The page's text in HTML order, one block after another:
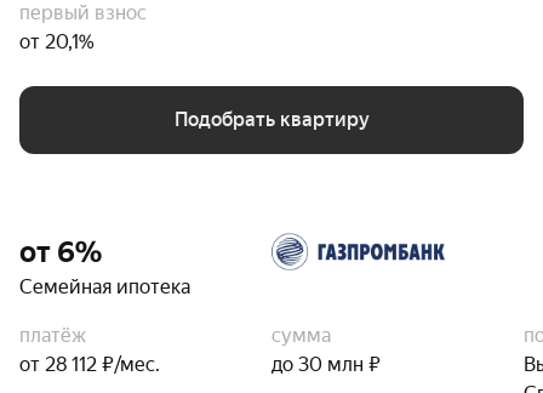
первый взнос
от 20,1%
Подобрать квартиру
от 6%
Семейная ипотека
платёж
от 28 112 ₽/мес.
сумма
до 30 млн ₽